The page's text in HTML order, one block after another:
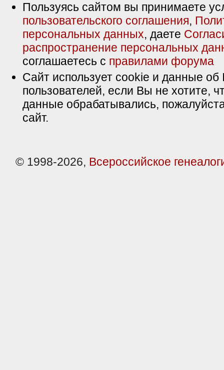
Пользуясь сайтом вы принимаете
пользовательского соглашения,
персональных данных, даете
распространение персональных
соглашаетесь с правилами форума
Сайт использует cookie и данные об
пользователей, если Вы не хотите,
данные обрабатывались,
сайт.
© 1998-2026, Всероссийское